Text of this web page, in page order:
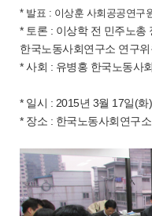
* 발표 : 이상훈 사회공공연구
* 토론 : 이상학 전 민주노총
한국노동사회연구소 연구위
* 사회 : 유병홍 한국노동사
* 일시 : 2015년 3월 17일(화
* 장소 : 한국노동사회연구소